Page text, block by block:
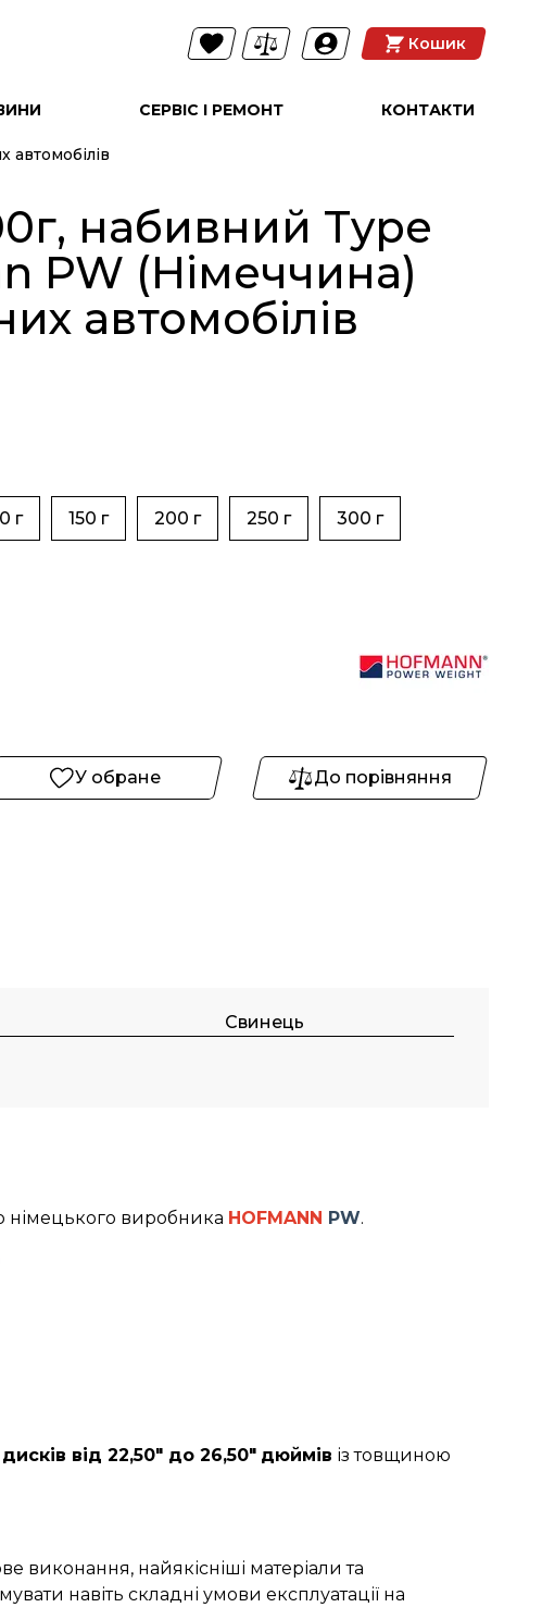
Кошик
СЕРВІС І РЕМОНТ КОНТАКТИ
автомобілів
набивний Type
PW (Німеччина)
автомобілів
г 150 г 200 г 250 г 300 г
У обране До порівняння
Свинець
німецького виробника HOFMANN PW.
від 22,50" до 26,50" дюймів із товщиною
виконання, найякісніші матеріали та
навіть складні умови експлуатації на